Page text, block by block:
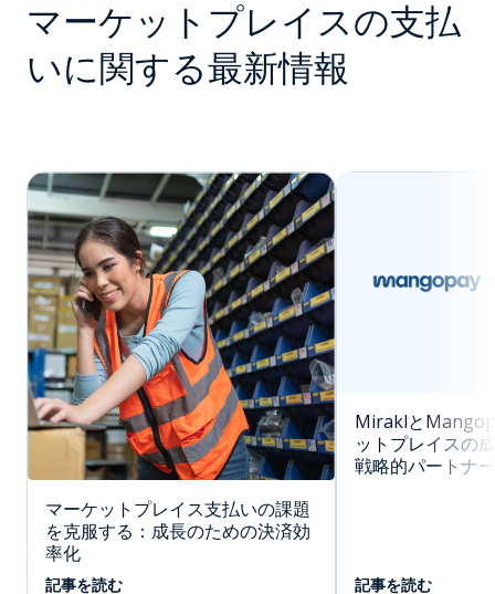
マーケットプレイスの支払
いに関する最新情報
マーケットプレイス支払いの課題
を克服する：成長のための決済効
率化
記事を読む
Miraklと
ットプレイスの
戦略的パートナ
記事を読む